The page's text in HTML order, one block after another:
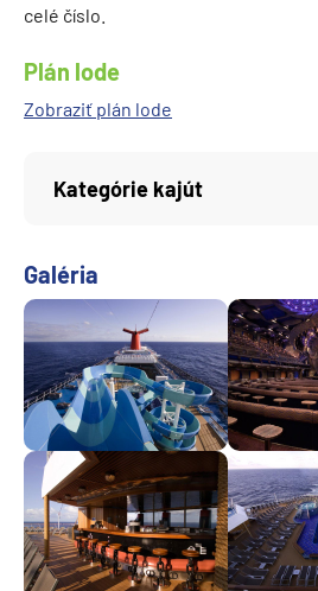
celé číslo.
Plán lode
Zobraziť plán lode
Kategórie kajút
Galéria